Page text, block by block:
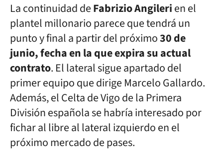
La continuidad deFabrizio Angilerien el
plantel millonario parece que tendrá un
punto y final a partir del próximo30 de
junio, fecha en la que expira su actual
contrato. El lateral sigue apartado del
primer equipo que dirige Marcelo Gallardo.
Además, el Celta de Vigo de la Primera
División española se habría interesado por
fichar al libre al lateral izquierdo en el
próximo mercado de pases.